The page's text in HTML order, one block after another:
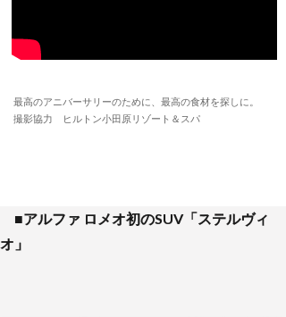
最高のアニバーサリーのために、最高の食材を探しに。
撮影協力 ヒルトン小田原リゾート＆スパ
■アルファ ロメオ初のSUV「ステルヴィ
オ」